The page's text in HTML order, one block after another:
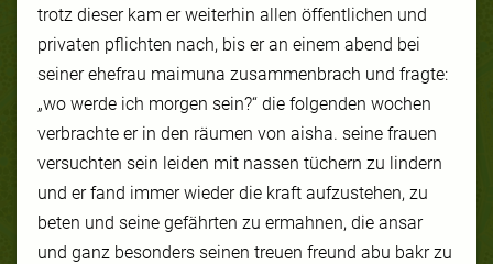
trotz dieser kam er weiterhin allen öffentlichen und
privaten pflichten nach, bis er an einem abend bei
seiner ehefrau maimuna zusammenbrach und fragte:
„wo werde ich morgen sein?“ die folgenden wochen
verbrachte er in den räumen von aisha. seine frauen
versuchten sein leiden mit nassen tüchern zu lindern
und er fand immer wieder die kraft aufzustehen, zu
beten und seine gefährten zu ermahnen, die ansar
und ganz besonders seinen treuen freund abu bakr zu